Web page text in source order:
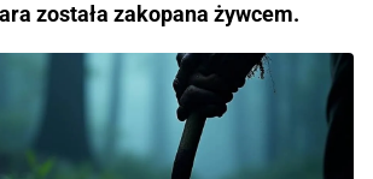
została zakopana żywcem.